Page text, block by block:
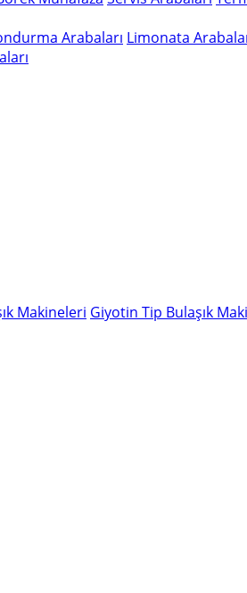
Arabaları Limonata
Makineleri Giyotin Tip Bulaşık